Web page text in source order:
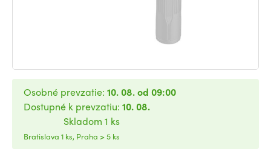
Osobné prevzatie: 10. 08. od 09:00
Dostupné k prevzatiu: 10. 08.
Skladom 1 ks
Bratislava 1 ks, Praha > 5 ks